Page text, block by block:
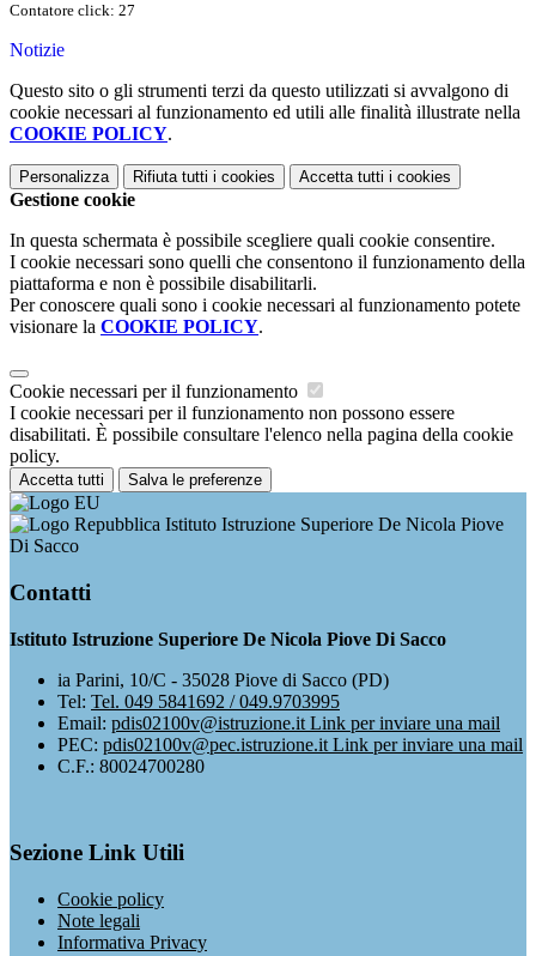
Contatore click: 27
Notizie
Questo sito o gli strumenti terzi da questo utilizzati si avvalgono di
cookie necessari al funzionamento ed utili alle finalità illustrate nella
COOKIE POLICY.
Personalizza Rifiuta tutti i cookies Accetta tutti i cookies
Gestione cookie
In questa schermata è possibile scegliere quali cookie consentire.
I cookie necessari sono quelli che consentono il funzionamento della
piattaforma e non è possibile disabilitarli.
Per conoscere quali sono i cookie necessari al funzionamento potete
visionare la COOKIE POLICY.
Cookie necessari per il funzionamento
I cookie necessari per il funzionamento non possono essere
disabilitati. È possibile consultare l'elenco nella pagina della cookie
policy.
Accetta tutti Salva le preferenze
Istituto Istruzione Superiore De Nicola Piove
Di Sacco
Contatti
Istituto Istruzione Superiore De Nicola Piove Di Sacco
ia Parini, 10/C - 35028 Piove di Sacco (PD)
Tel: Tel. 049 5841692 / 049.9703995
Email: pdis02100v@istruzione.it Link per inviare una mail
PEC: pdis02100v@pec.istruzione.it Link per inviare una mail
C.F.: 80024700280
Sezione Link Utili
Cookie policy
Note legali
Informativa Privacy